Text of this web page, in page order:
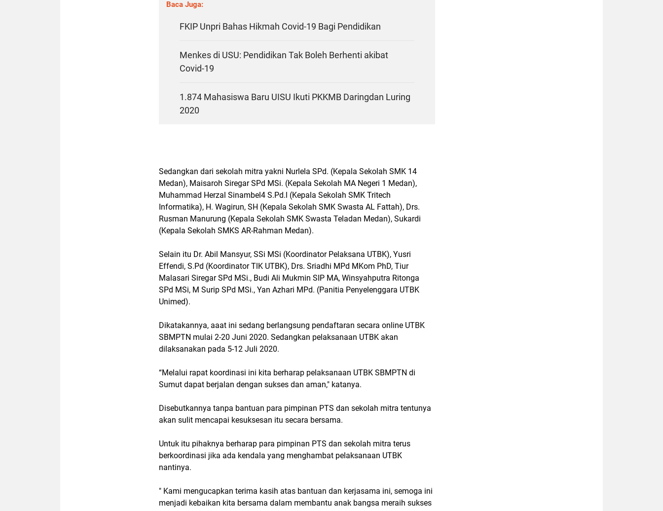
Baca Juga:
FKIP Unpri Bahas Hikmah Covid-19 Bagi Pendidikan
Menkes di USU: Pendidikan Tak Boleh Berhenti akibat
Covid-19
1.874 Mahasiswa Baru UISU Ikuti PKKMB Daringdan Luring
2020
Sedangkan dari sekolah mitra yakni Nurlela SPd. (Kepala Sekolah SMK 14
Medan), Maisaroh Siregar SPd MSi. (Kepala Sekolah MA Negeri 1 Medan),
Muhammad Herzal Sinambel4 S.Pd.l (Kepala Sekolah SMK Tritech
Informatika), H. Wagirun, SH (Kepala Sekolah SMK Swasta AL Fattah), Drs.
Rusman Manurung (Kepala Sekolah SMK Swasta Teladan Medan), Sukardi
(Kepala Sekolah SMKS AR-Rahman Medan).
Selain itu Dr. Abil Mansyur, SSi MSi (Koordinator Pelaksana UTBK), Yusri
Effendi, S.Pd (Koordinator TlK UTBK), Drs. Sriadhi MPd MKom PhD, Tiur
Malasari Siregar SPd MSi., Budi Ali Mukmin SIP MA, Winsyahputra Ritonga
SPd MSi, M Surip SPd MSi., Yan Azhari MPd. (Panitia Penyelenggara UTBK
Unimed).
Dikatakannya, aaat ini sedang berlangsung pendaftaran secara online UTBK
SBMPTN mulai 2-20 Juni 2020. Sedangkan pelaksanaan UTBK akan
dilaksanakan pada 5-12 Juli 2020.
“Melalui rapat koordinasi ini kita berharap pelaksanaan UTBK SBMPTN di
Sumut dapat berjalan dengan sukses dan aman," katanya.
Disebutkannya tanpa bantuan para pimpinan PTS dan sekolah mitra tentunya
akan sulit mencapai kesuksesan itu secara bersama.
Untuk itu pihaknya berharap para pimpinan PTS dan sekolah mitra terus
berkoordinasi jika ada kendala yang menghambat pelaksanaan UTBK
nantinya.
" Kami mengucapkan terima kasih atas bantuan dan kerjasama ini, semoga ini
menjadi kebaikan kita bersama dalam membantu anak bangsa meraih sukses